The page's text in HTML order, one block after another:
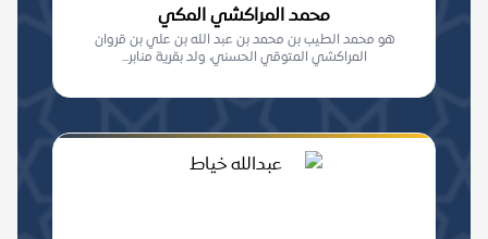
محمد المراكشي المكي
هو محمد الطيب بن محمد بن عبد الله بن علي بن قروان
المراكشي المتوقي الحسني، ولد بقرية منابر...